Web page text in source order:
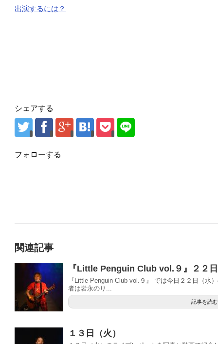
出演するには？
シェアする
フォローする
関連記事
『Little Penguin Club vol.９』２２日
『Little Penguin Club vol.９』 では今日２２日（水
者は岩永のり...
記事を読む
１３日（火）